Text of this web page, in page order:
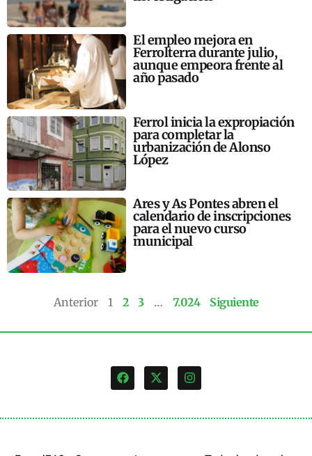
El empleo mejora en
Ferrolterra durante julio,
aunque empeora frente al
año pasado
Ferrol inicia la expropiación
para completar la
urbanización de Alonso
López
Ares y As Pontes abren el
calendario de inscripciones
para el nuevo curso
municipal
Anterior 1 2 3 … 7.024 Siguiente